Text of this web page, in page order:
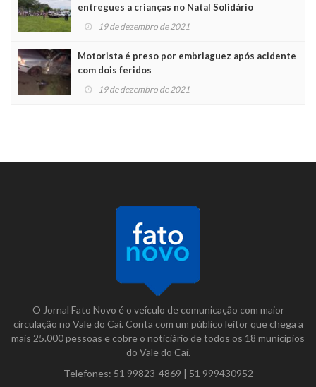
entregues a crianças no Natal Solidário
19 de dezembro de 2021
Motorista é preso por embriaguez após acidente
com dois feridos
19 de dezembro de 2021
O Jornal Fato Novo é o veículo de comunicação com maior
circulação no Vale do Caí. Conta com um público leitor que chega a
mais 25.000 pessoas e cobre o noticiário de todos os 18 municípios
do Vale do Caí.
Telefones: 51 99823-4869 | 51 999430952